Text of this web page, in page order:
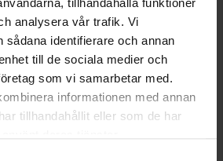
tillhandahålla funktioner
analysera vår trafik. Vi
sådana identifierare och annan
till de sociala medier och
som vi samarbetar med.
informationen med annan
tillhandahållit eller som de har
Iris
Dogman Favoritgodbidder 750